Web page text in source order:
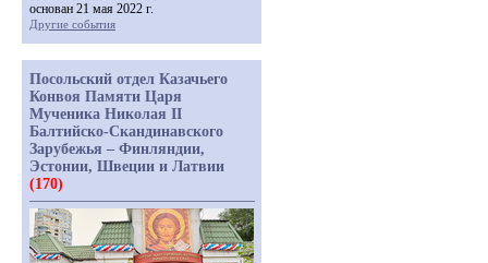
основан 21 мая 2022 г.
Другие события
Посольский отдел Казачьего
Конвоя Памяти Царя
Мученика Николая II
Балтийско-Скандинавского
Зарубежья – Финляндии,
Эстонии, Швеции и Латвии
(170)